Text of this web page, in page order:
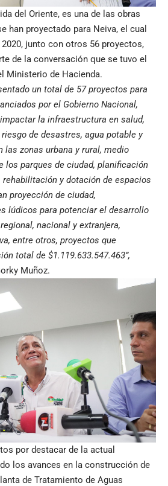
del Oriente, es una de las obras
han proyectado para Neiva, el cual
junto con otros 56 proyectos,
de la conversación que se tuvo el
Ministerio de Hacienda.
un total de 57 proyectos para
por el Gobierno Nacional,
la infraestructura en salud,
de desastres, agua potable y
las zonas urbana y rural, medio
los parques de ciudad, planificación
rehabilitación y dotación de espacios
proyección de ciudad,
lúdicos para potenciar el desarrollo
nacional y extranjera,
entre otros, proyectos que
total de $1.119.633.547.463”,
Muñoz.
por destacar de la actual
los avances en la construcción de
de Tratamiento de Aguas